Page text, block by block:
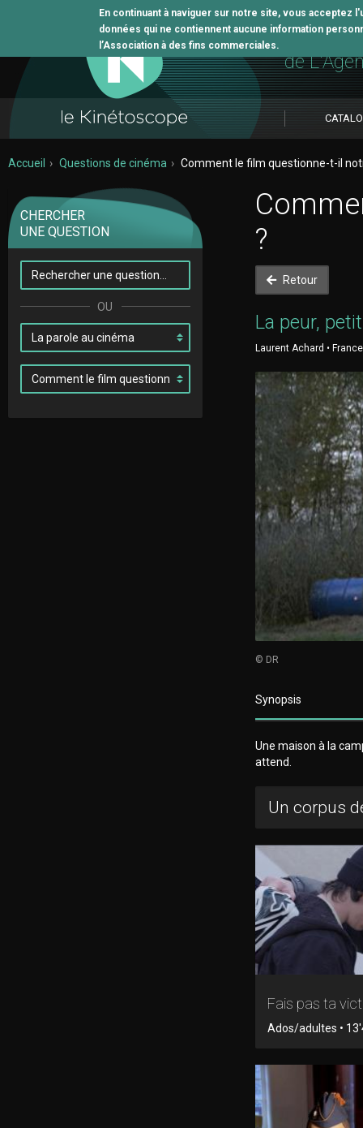
En continuant à naviguer sur notre site, vous
données qui ne contiennent aucune information
l’Association à des fins commerciales. L'outil
de
Accueil Questions de cinéma Comment le film questionne-t-il
CHERCHER
UNE QUESTION
?
Retour
La peur,
Laurent Achard •
© DR
Synopsis
Une maison à la
attend.
Un corpus
Fais pas ta
Ados/adultes •